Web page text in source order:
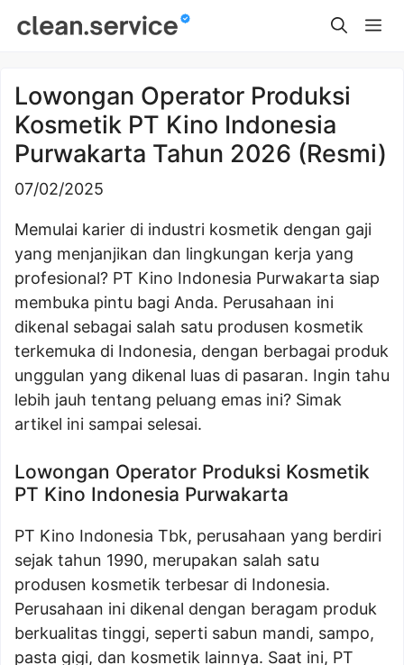
Lowongan Operator Produksi
Kosmetik PT Kino Indonesia
Purwakarta Tahun 2026 (Resmi)
07/02/2025
Memulai karier di industri kosmetik dengan gaji
yang menjanjikan dan lingkungan kerja yang
profesional? PT Kino Indonesia Purwakarta siap
membuka pintu bagi Anda. Perusahaan ini
dikenal sebagai salah satu produsen kosmetik
terkemuka di Indonesia, dengan berbagai produk
unggulan yang dikenal luas di pasaran. Ingin tahu
lebih jauh tentang peluang emas ini? Simak
artikel ini sampai selesai.
Lowongan Operator Produksi Kosmetik
PT Kino Indonesia Purwakarta
PT Kino Indonesia Tbk, perusahaan yang berdiri
sejak tahun 1990, merupakan salah satu
produsen kosmetik terbesar di Indonesia.
Perusahaan ini dikenal dengan beragam produk
berkualitas tinggi, seperti sabun mandi, sampo,
pasta gigi, dan kosmetik lainnya. Saat ini, PT